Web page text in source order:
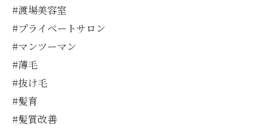
#渡場美容室
#プライベートサロン
#マンツーマン
#薄毛
#抜け毛
#髪育
#髪質改善